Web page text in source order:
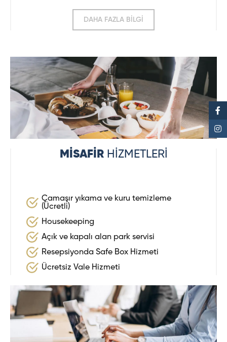
DAHA FAZLA BİLGİ
MİSAFİRHİZMETLERİ
Çamaşır yıkama ve kuru temizleme
(Ücretli)
Housekeeping
Açık ve kapalı alan park servisi
Resepsiyonda Safe Box Hizmeti
Ücretsiz Vale Hizmeti